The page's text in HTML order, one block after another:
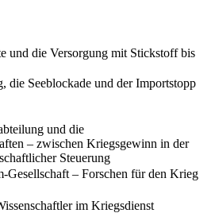
und die Versorgung mit Stickstoff bis
die Seeblockade und der Importstopp
und die
– zwischen Kriegsgewinn in der
Steuerung
Gesellschaft – Forschen für den Krieg
im Kriegsdienst